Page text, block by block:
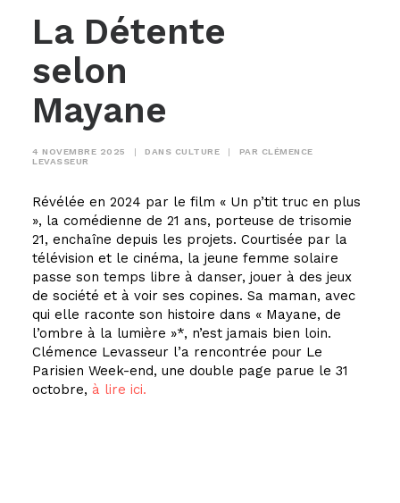
La Détente
selon
Mayane
4 NOVEMBRE 2025 | DANS CULTURE | PAR CLÉMENCE
LEVASSEUR
Révélée en 2024 par le film « Un p’tit truc en plus
», la comédienne de 21 ans, porteuse de trisomie
21, enchaîne depuis les projets. Courtisée par la
télévision et le cinéma, la jeune femme solaire
passe son temps libre à danser, jouer à des jeux
de société et à voir ses copines. Sa maman, avec
qui elle raconte son histoire dans « Mayane, de
l’ombre à la lumière »*, n’est jamais bien loin.
Clémence Levasseur l’a rencontrée pour Le
Parisien Week-end, une double page parue le 31
octobre, à lire ici.